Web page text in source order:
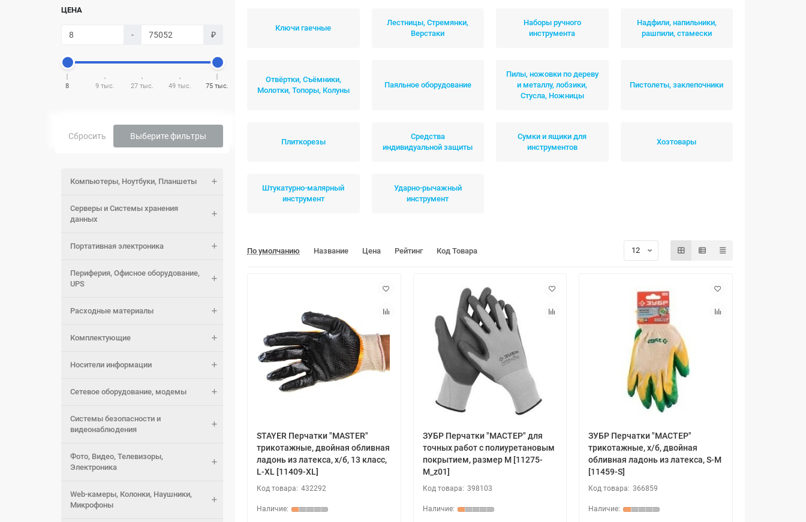
ЦЕНА
- ₽
8 9 тыс. 27 тыс. 49 тыс. 75 тыс.
Сбросить Выберите фильтры
Компьютеры, Ноутбуки, Планшеты
Серверы и Системы хранения
данных
Портативная электроника
Периферия, Офисное оборудование,
UPS
Расходные материалы
Комплектующие
Носители информации
Сетевое оборудование, модемы
Системы безопасности и
видеонаблюдения
Фото, Видео, Телевизоры,
Электроника
Web-камеры, Колонки, Наушники,
Микрофоны
Ключи гаечные
Лестницы, Стремянки,
Верстаки
Наборы ручного
инструмента
Надфили, напильники,
рашпили, стамески
Отвёртки, Съёмники,
Молотки, Топоры, Колуны
Паяльное оборудование
Пилы, ножовки по дереву
и металлу, лобзики,
Стусла, Ножницы
Пистолеты, заклепочники
Плиткорезы
Средства
индивидуальной защиты
Сумки и ящики для
инструментов
Хозтовары
Штукатурно-малярный
инструмент
Ударно-рычажный
инструмент
По умолчанию Название Цена Рейтинг Код Товара
STAYER Перчатки "MASTER"
трикотажные, двойная обливная
ладонь из латекса, х/б, 13 класс,
L-XL [11409-XL]
432292
ЗУБР Перчатки "МАСТЕР" для
точных работ с полиуретановым
покрытием, размер M [11275-
M_z01]
398103
ЗУБР Перчатки "МАСТЕР"
трикотажные, х/б, двойная
обливная ладонь из латекса, S-M
[11459-S]
366859